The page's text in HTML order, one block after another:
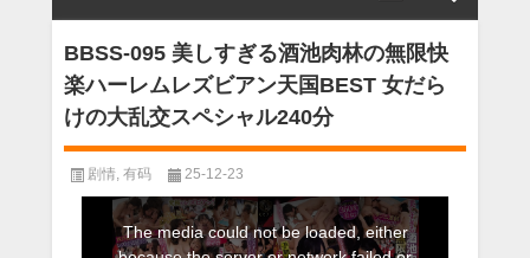
BBSS-095 美しすぎる酒池肉林の無限快
楽ハーレムレズビアン天国BEST 女だら
けの大乱交スペシャル240分
剧情, 有码 25-12-23
The media could not be loaded, either